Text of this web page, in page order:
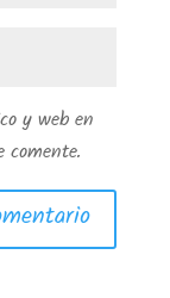
y web en
comente.